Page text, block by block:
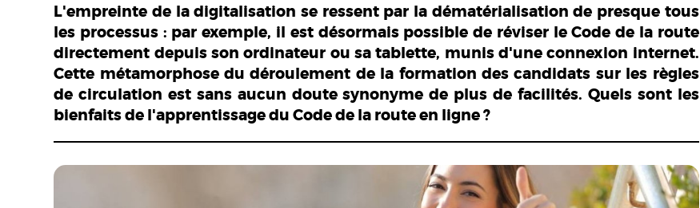
L'empreinte de la digitalisation se ressent par la dématérialisation de presque tous
les processus : par exemple, il est désormais possible de réviser le Code de la route
directement depuis son ordinateur ou sa tablette, munis d'une connexion internet.
Cette métamorphose du déroulement de la formation des candidats sur les règles
de circulation est sans aucun doute synonyme de plus de facilités. Quels sont les
bienfaits de l'apprentissage du Code de la route en ligne ?